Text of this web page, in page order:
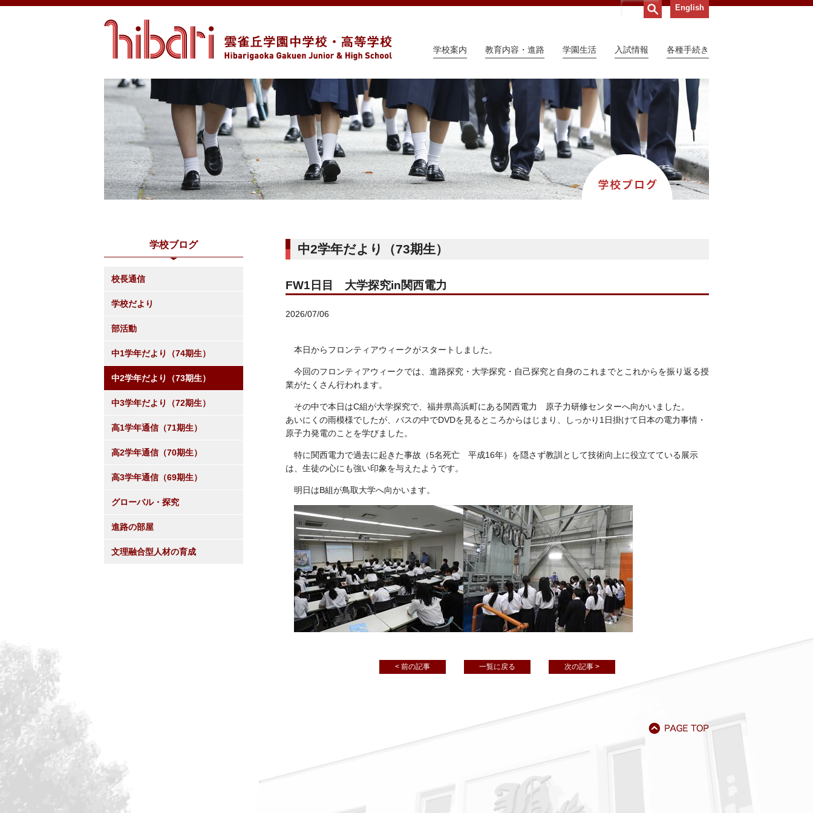
English
学校案内 教育内容・進路 学園生活 入試情報 各種手続き
中2学年だより（73期生）
FW1日目 大学探究in関西電力
2026/07/06
本日からフロンティアウィークがスタートしました。
今回のフロンティアウィークでは、進路探究・大学探究・自己探究と自身のこれまでとこれからを振り返る授
業がたくさん行われます。
その中で本日はC組が大学探究で、福井県高浜町にある関西電力 原子力研修センターへ向かいました。
あいにくの雨模様でしたが、バスの中でDVDを見るところからはじまり、しっかり1日掛けて日本の電力事情・
原子力発電のことを学びました。
特に関西電力で過去に起きた事故（5名死亡 平成16年）を隠さず教訓として技術向上に役立てている展示
は、生徒の心にも強い印象を与えたようです。
明日はB組が鳥取大学へ向かいます。
< 前の記事 一覧に戻る 次の記事 >
学校ブログ
校長通信
学校だより
部活動
中1学年だより（74期生）
中2学年だより（73期生）
中3学年だより（72期生）
高1学年通信（71期生）
高2学年通信（70期生）
高3学年通信（69期生）
グローバル・探究
進路の部屋
文理融合型人材の育成